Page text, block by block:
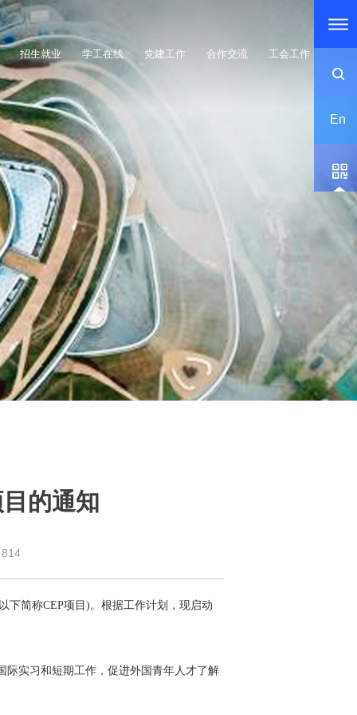
En
招生就业 学工在线 党建工作 合作交流 工会工作
的通知
814
简称CEP项目)。根据工作计划，现启动
实习和短期工作，促进外国青年人才了解